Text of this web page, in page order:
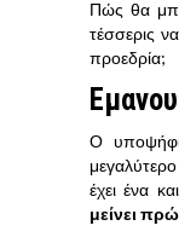
Πώς θα
τέσσερις
προεδρία;
Ο
έχει ένα
μείνει